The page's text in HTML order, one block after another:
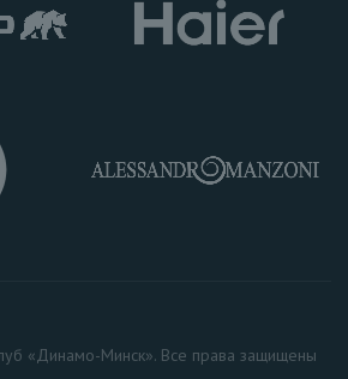
«Динамо-Минск». Все права защищены